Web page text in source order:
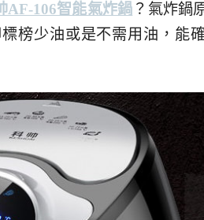
AF-106智能氣炸鍋 ？氣炸鍋
榜少油或是不需用油，能